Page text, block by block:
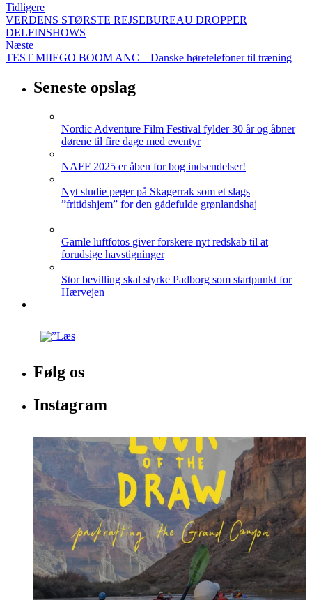
Tidligere
VERDENS STØRSTE REJSEBUREAU DROPPER
DELFINSHOWS
Næste
TEST MIIEGO BOOM ANC – Danske høretelefoner til træning
Seneste opslag
Nordic Adventure Film Festival fylder 30 år og åbner
dørene til fire dage med eventyr
NAFF 2025 er åben for bog indsendelser!
Nyt studie peger på Skagerrak som et slags
”fritidshjem” for den gådefulde grønlandshaj
Gamle luftfotos giver forskere nyt redskab til at
forudsige havstigninger
Stor bevilling skal styrke Padborg som startpunkt for
Hærvejen
Følg os
Instagram